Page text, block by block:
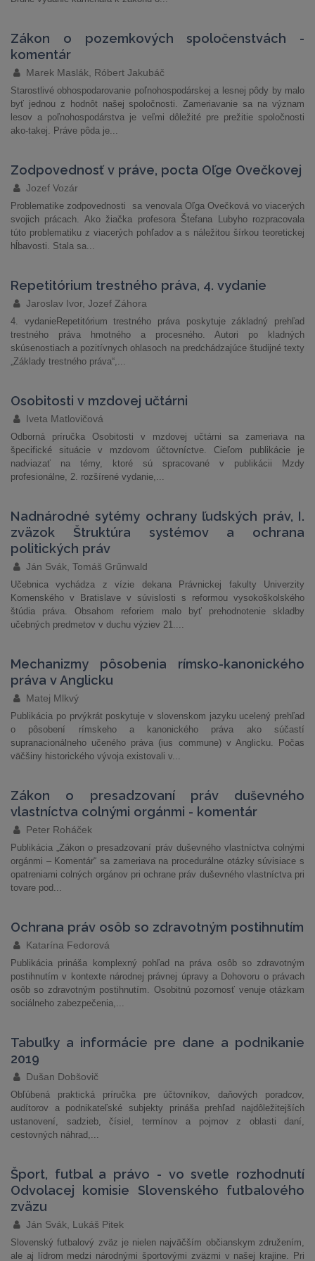
Zákon o pozemkových spoločenstvách -
komentár
Marek Maslák, Róbert Jakubáč
Starostlivé obhospodarovanie poľnohospodárskej a lesnej pôdy by malo
byť jednou z hodnôt našej spoločnosti. Zameriavanie sa na význam
lesov a poľnohospodárstva je veľmi dôležité pre prežitie spoločnosti
ako-takej. Práve pôda je...
Zodpovednosť v práve, pocta Oľge Ovečkovej
Jozef Vozár
Problematike zodpovednosti sa venovala Oľga Ovečková vo viacerých
svojich prácach. Ako žiačka profesora Štefana Lubyho rozpracovala
túto problematiku z viacerých pohľadov a s náležitou šírkou teoretickej
hĺbavosti. Stala sa...
Repetitórium trestného práva, 4. vydanie
Jaroslav Ivor, Jozef Záhora
4. vydanieRepetitórium trestného práva poskytuje základný prehľad
trestného práva hmotného a procesného. Autori po kladných
skúsenostiach a pozitívnych ohlasoch na predchádzajúce študijné texty
„Základy trestného práva“,...
Osobitosti v mzdovej učtárni
Iveta Matlovičová
Odborná príručka Osobitosti v mzdovej učtárni sa zameriava na
špecifické situácie v mzdovom účtovníctve. Cieľom publikácie je
nadviazať na témy, ktoré sú spracované v publikácii Mzdy
profesionálne, 2. rozšírené vydanie,...
Nadnárodné sytémy ochrany ľudských práv, I.
zväzok Štruktúra systémov a ochrana
politických práv
Ján Svák, Tomáš Grűnwald
Učebnica vychádza z vízie dekana Právnickej fakulty Univerzity
Komenského v Bratislave v súvislosti s reformou vysokoškolského
štúdia práva. Obsahom reforiem malo byť prehodnotenie skladby
učebných predmetov v duchu výziev 21....
Mechanizmy pôsobenia rímsko-kanonického
práva v Anglicku
Matej Mlkvý
Publikácia po prvýkrát poskytuje v slovenskom jazyku ucelený prehľad
o pôsobení rímskeho a kanonického práva ako súčastí
supranacionálneho učeného práva (ius commune) v Anglicku. Počas
väčšiny historického vývoja existovali v...
Zákon o presadzovaní práv duševného
vlastníctva colnými orgánmi - komentár
Peter Roháček
Publikácia „Zákon o presadzovaní práv duševného vlastníctva colnými
orgánmi – Komentár“ sa zameriava na procedurálne otázky súvisiace s
opatreniami colných orgánov pri ochrane práv duševného vlastníctva pri
tovare pod...
Ochrana práv osôb so zdravotným postihnutím
Katarína Fedorová
Publikácia prináša komplexný pohľad na práva osôb so zdravotným
postihnutím v kontexte národnej právnej úpravy a Dohovoru o právach
osôb so zdravotným postihnutím. Osobitnú pozornosť venuje otázkam
sociálneho zabezpečenia,...
Tabuľky a informácie pre dane a podnikanie
2019
Dušan Dobšovič
Obľúbená praktická príručka pre účtovníkov, daňových poradcov,
audítorov a podnikateľské subjekty prináša prehľad najdôležitejších
ustanovení, sadzieb, čísiel, termínov a pojmov z oblasti daní,
cestovných náhrad,...
Šport, futbal a právo - vo svetle rozhodnutí
Odvolacej komisie Slovenského futbalového
zväzu
Ján Svák, Lukáš Pitek
Slovenský futbalový zväz je nielen najväčším občianskym združením,
ale aj lídrom medzi národnými športovými zväzmi v našej krajine. Pri